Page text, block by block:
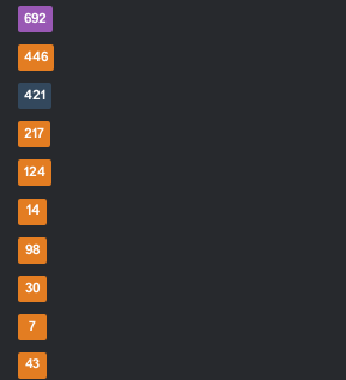
692
446
421
217
124
14
98
30
7
43